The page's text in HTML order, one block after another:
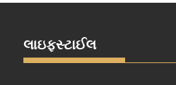
લાઇફસ્ટાઈલ